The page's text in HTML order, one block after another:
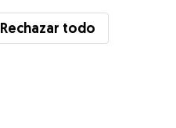
Rechazar todo